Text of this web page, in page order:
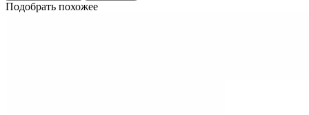
Подобрать похожее